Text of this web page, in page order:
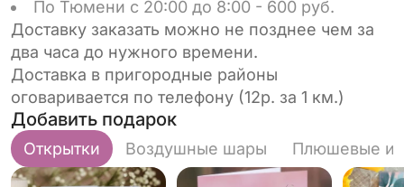
По Тюмени с 20:00 до 8:00 - 600 руб.
Доставку заказать можно не позднее чем за
два часа до нужного времени.
Доставка в пригородные районы
оговаривается по телефону (12р. за 1 км.)
Добавить подарок
Открытки Воздушные шары Плюшевые